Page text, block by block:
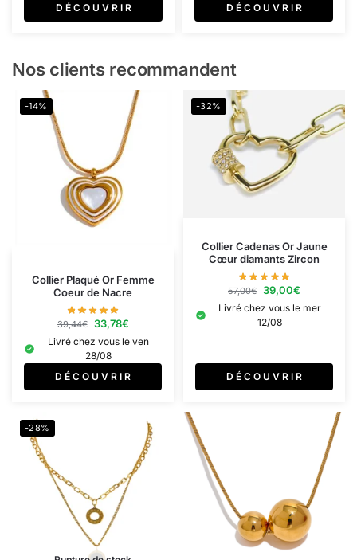
D É C O U V R I R
D É C O U V R I R
Nos clients recommandent
-14%
Collier Plaqué Or Femme
Coeur de Nacre
39,44€ 33,78€
Livré chez vous le ven
28/08
D É C O U V R I R
-32%
Collier Cadenas Or Jaune
Cœur diamants Zircon
57,00€ 39,00€
Livré chez vous le mer
12/08
D É C O U V R I R
-28%